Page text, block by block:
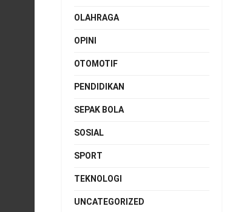
OLAHRAGA
OPINI
OTOMOTIF
PENDIDIKAN
SEPAK BOLA
SOSIAL
SPORT
TEKNOLOGI
UNCATEGORIZED